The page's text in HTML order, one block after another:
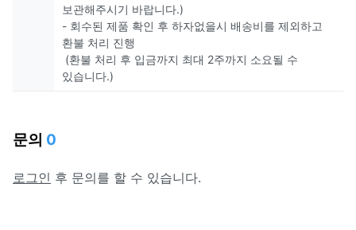
보관해주시기 바랍니다.)
- 회수된 제품 확인 후 하자없을시 배송비를 제외하고
환불 처리 진행
(환불 처리 후 입금까지 최대 2주까지 소요될 수
있습니다.)
문의 0
로그인 후 문의를 할 수 있습니다.